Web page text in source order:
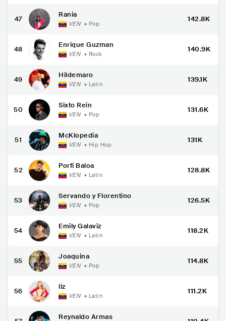
47
Rania
VEN • Pop
142.8K
48
Enrique Guzman
VEN • Rock
140.9K
49
Hildemaro
VEN • Latin
139.1K
50
Sixto Rein
VEN • Pop
131.6K
51
McKlopedia
VEN • Hip Hop
131K
52
Porfi Baloa
VEN • Latin
128.8K
53
Servando y Florentino
VEN • Pop
126.5K
54
Emily Galaviz
VEN • Latin
118.2K
55
Joaquina
VEN • Pop
114.8K
56
liz
VEN • Latin
111.2K
Reynaldo Armas